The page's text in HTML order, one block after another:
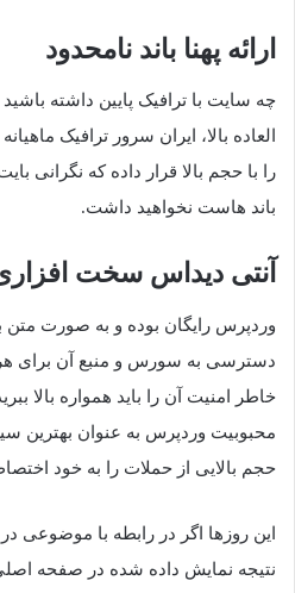
ارائه پهنا باند نامحدود
چه سایت با ترافیک پایین داشته
العاده بالا، ایران سرور ترافیک
را با حجم بالا قرار داده که نگرانی
باند هاست نخواهید داشت.
آنتی دیداس سخت
وردپرس رایگان بوده و به صورت
دسترسی به سورس و منبع آن برای
خاطر امنیت آن را باید همواره بالا
محبوبیت وردپرس به عنوان بهترین
حجم بالایی از حملات را به خود